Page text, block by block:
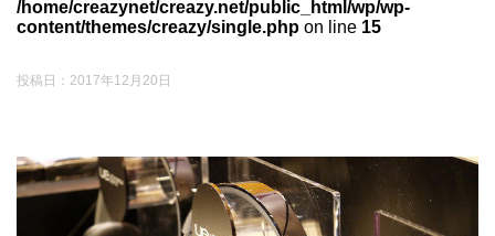
/home/creazynet/creazy.net/public_html/wp/wp-
content/themes/creazy/single.php on line 15
投稿日： 2017年12月20日